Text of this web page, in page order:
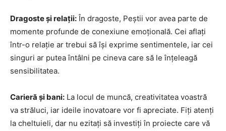
Dragoste și relații: În dragoste, Peștii vor avea parte de
momente profunde de conexiune emoțională. Cei aflați
într-o relație ar trebui să își exprime sentimentele, iar cei
singuri ar putea întâlni pe cineva care să le înțeleagă
sensibilitatea.
Carieră și bani: La locul de muncă, creativitatea voastră
va străluci, iar ideile inovatoare vor fi apreciate. Fiți atenți
la cheltuieli, dar nu ezitați să investiți în proiecte care vă